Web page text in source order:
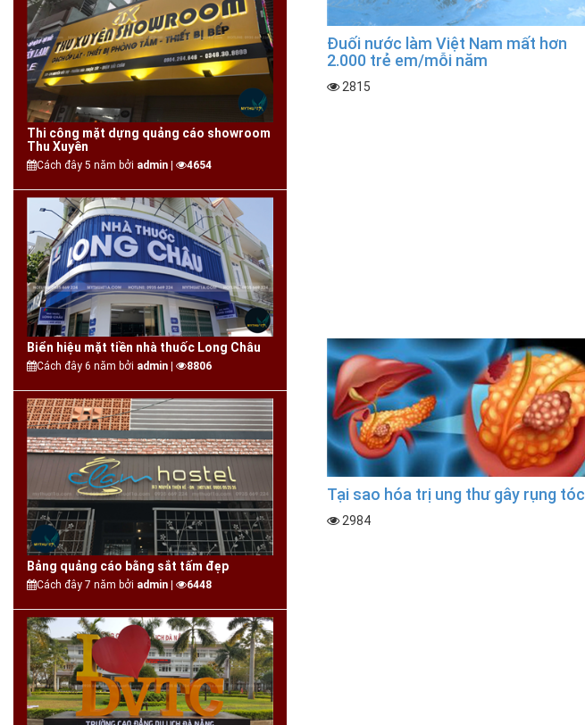
Thi công mặt dựng quảng cáo showroom
Thu Xuyên
Cách đây 5 năm bởi admin | 4654
Biển hiệu mặt tiền nhà thuốc Long Châu
Cách đây 6 năm bởi admin | 8806
Bảng quảng cáo bằng sắt tấm đẹp
Cách đây 7 năm bởi admin | 6448
Đuối nước làm Việt Nam mất hơn
2.000 trẻ em/mỗi năm
2815
Tại sao hóa trị ung thư gây rụng tóc
2984